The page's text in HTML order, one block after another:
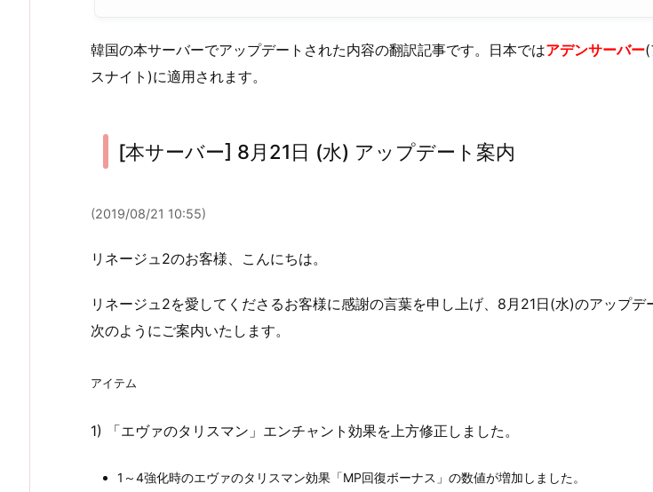
韓国の本サーバーでアップデートされた内容の翻訳記事です。日本ではアデンサーバー
スナイト)に適用されます。
[本サーバー] 8月21日 (水) アップデート案内
(2019/08/21 10:55)
リネージュ2のお客様、こんにちは。
リネージュ2を愛してくださるお客様に感謝の言葉を申し上げ、8月21日(水)のアップデ
次のようにご案内いたします。
アイテム
1) 「エヴァのタリスマン」エンチャント効果を上方修正しました。
1～4強化時のエヴァのタリスマン効果「MP回復ボーナス」の数値が増加しました。